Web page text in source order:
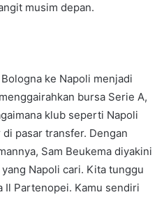
musim depan.
ke Napoli menjadi
bursa Serie A,
klub seperti Napoli
pasar transfer. Dengan
Sam Beukema diyakini
Napoli cari. Kita tunggu
Il Partenopei. Kamu sendiri